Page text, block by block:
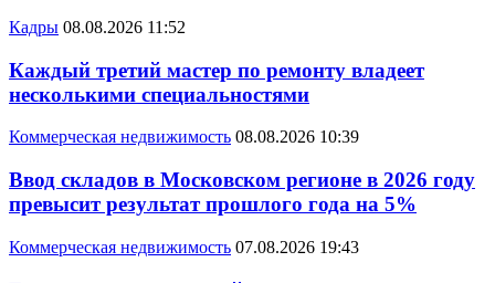
Кадры 08.08.2026 11:52
Каждый третий мастер по ремонту владеет
несколькими специальностями
Коммерческая недвижимость 08.08.2026 10:39
Ввод складов в Московском регионе в 2026 году
превысит результат прошлого года на 5%
Коммерческая недвижимость 07.08.2026 19:43